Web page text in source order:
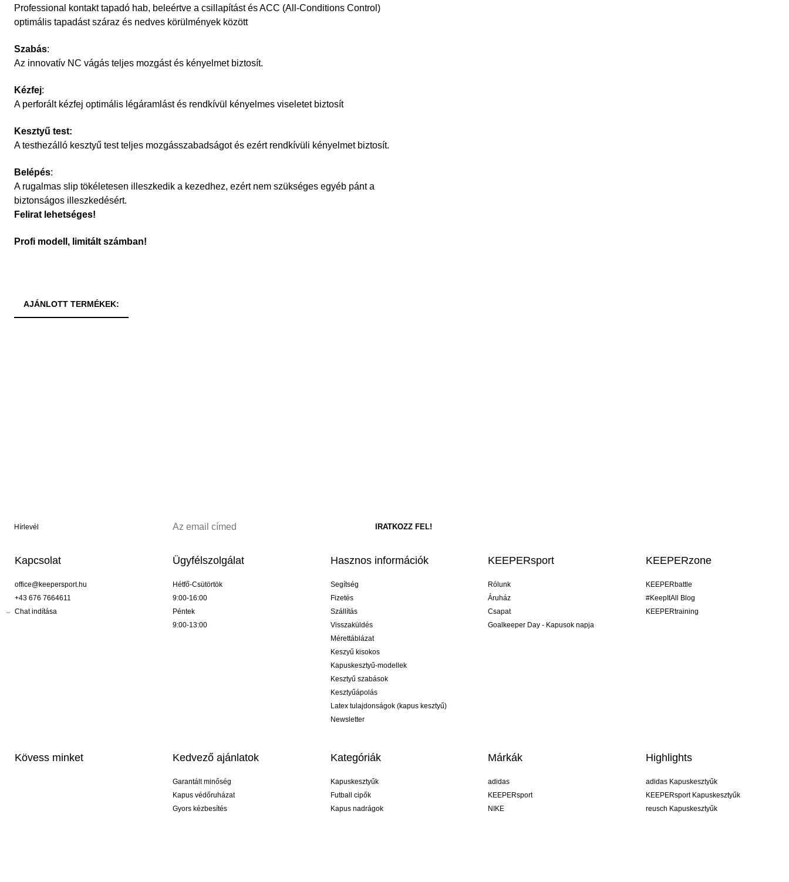
Professional kontakt tapadó hab, beleértve a csillapítást és ACC (All-Conditions Control)
optimális tapadást száraz és nedves körülmények között
Szabás:
Az innovatív NC vágás teljes mozgást és kényelmet biztosít.
Kézfej:
A perforált kézfej optimális légáramlást és rendkívül kényelmes viseletet biztosít
Kesztyű test:
A testhezálló kesztyű test teljes mozgásszabadságot és ezért rendkívüli kényelmet biztosít.
Belépés:
A rugalmas slip tökéletesen illeszkedik a kezedhez, ezért nem szükséges egyéb pánt a
biztonságos illeszkedésért.
Felirat lehetséges!
Profi modell, limitált számban!
AJÁNLOTT TERMÉKEK:
Hírlevél
Kapcsolat
office@keepersport.hu
+43 676 7664611
Chat indítása
Ügyfélszolgálat
Hétfő-Csütörtök
9:00-16:00
Péntek
9:00-13:00
Hasznos információk
Segítség
Fizetés
Szállítás
Visszaküldés
Mérettáblázat
Keszyű kisokos
Kapuskesztyű-modellek
Kesztyű szabások
Kesztyűápolás
Latex tulajdonságok (kapus kesztyű)
Newsletter
KEEPERsport
Rólunk
Áruház
Csapat
Goalkeeper Day - Kapusok napja
KEEPERzone
KEEPERbattle
#KeepItAll Blog
KEEPERtraining
Kövess minket Kedvező ajánlatok
Garantált minőség
Kapus védőruházat
Gyors kézbesítés
Kategóriák
Kapuskesztyűk
Futball cipők
Kapus nadrágok
Márkák
adidas
KEEPERsport
NIKE
Highlights
adidas Kapuskesztyűk
KEEPERsport Kapuskesztyűk
reusch Kapuskesztyűk